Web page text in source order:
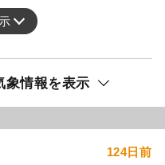
象情報を表示
124日前